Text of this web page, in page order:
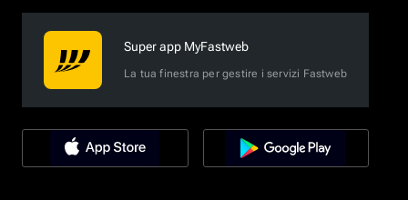
Super app MyFastweb
La tua finestra per gestire i servizi Fastweb